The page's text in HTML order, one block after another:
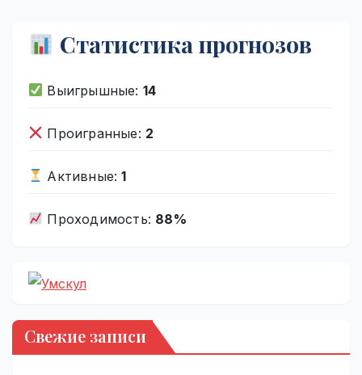
Статистика прогнозов
Выигрышные: 14
Проигранные: 2
Активные:1
Проходимость: 88%
Свежие записи